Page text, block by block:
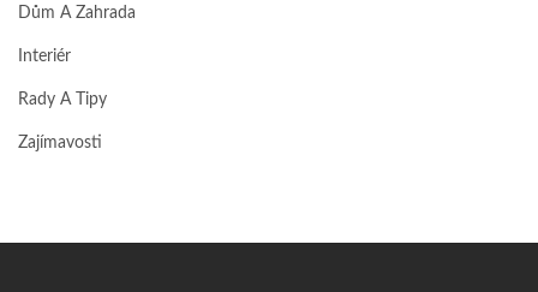
Dům A Zahrada
Interiér
Rady A Tipy
Zajímavosti